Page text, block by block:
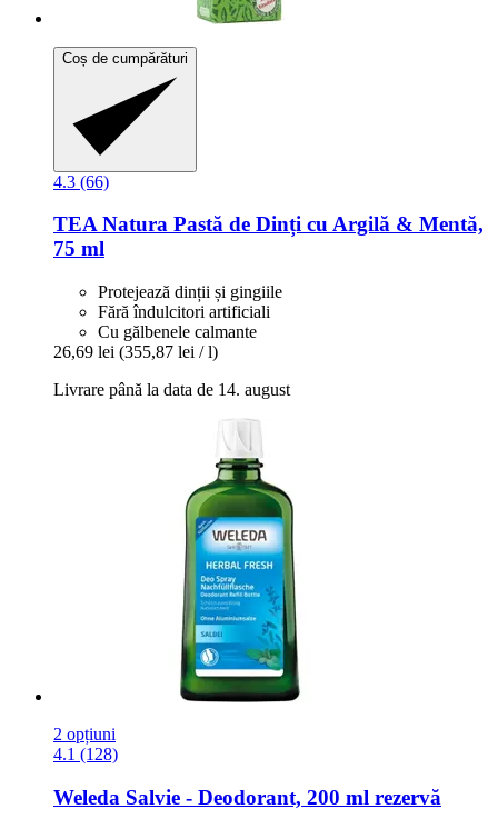
Coș de cumpărături
4.3 (66)
TEA Natura Pastă de Dinți cu Argilă & Mentă,
75 ml
Protejează dinții și gingiile
Fără îndulcitori artificiali
Cu gălbenele calmante
26,69 lei (355,87 lei / l)
Livrare până la data de 14. august
2 opțiuni
4.1 (128)
Weleda Salvie -​ Deodorant, 200 ml rezervă